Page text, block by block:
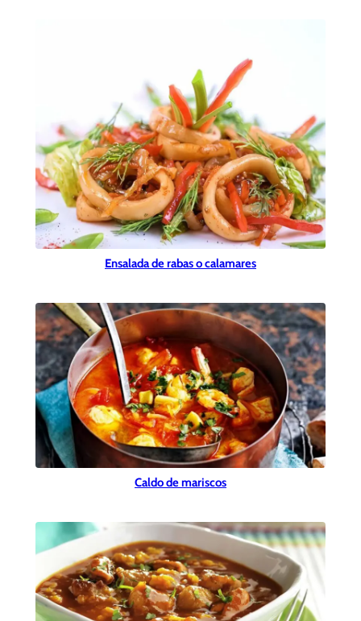
Ensalada de rabas o calamares
Caldo de mariscos